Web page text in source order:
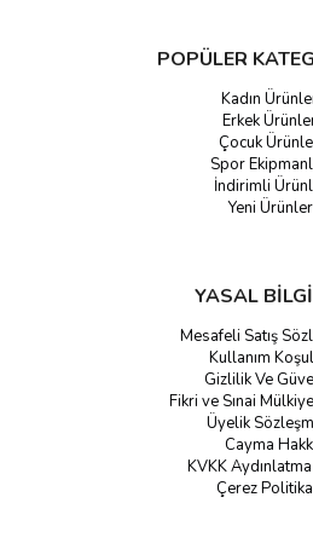
POPÜLER
Kadın
Erkek
Çocuk
Spor
İndirimli
Yeni Ürünler
YASAL
Mesafeli Satış
Kullanım
Gizlilik Ve
Fikri ve Sınai
Üyelik
Cayma
KVKK
Çerez